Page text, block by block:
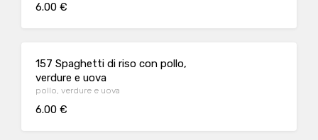
6.00 €
157 Spaghetti di riso con pollo,
verdure e uova
pollo, verdure e uova
6.00 €